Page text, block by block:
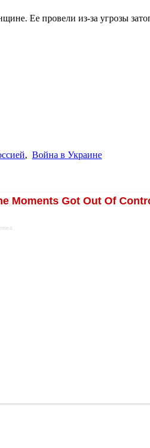
Ее провели из-за угрозы
, Война в Украине